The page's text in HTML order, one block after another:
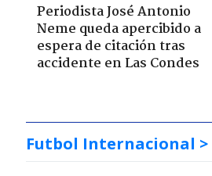
Periodista José Antonio
Neme queda apercibido a
espera de citación tras
accidente en Las Condes
Futbol Internacional